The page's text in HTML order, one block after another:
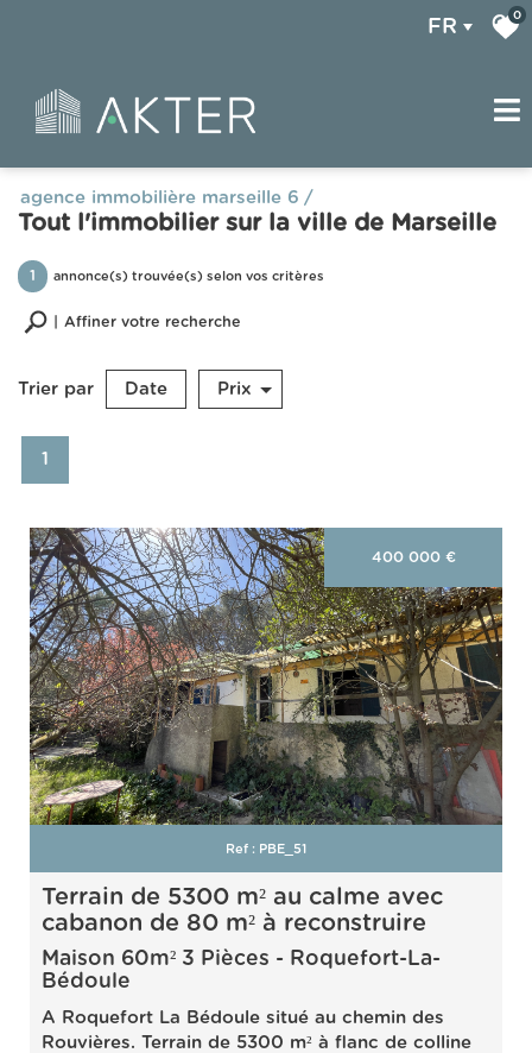
FR
0
agence immobilière marseille 6
Tout l'immobilier sur la ville de Marseille
1 annonce(s) trouvée(s) selon vos critères
Affiner votre recherche
Vente
Rechercher
plus de critères +
Trier par Date Prix
1
400 000 €
Ref : PBE_51
terrain de 5300 m² au calme avec
cabanon de 80 m² à reconstruire
Maison 60m² 3 Pièces - Roquefort-La-
Bédoule
A Roquefort La Bédoule situé au chemin des
Rouvières. Terrain de 5300 m² à flanc de colline